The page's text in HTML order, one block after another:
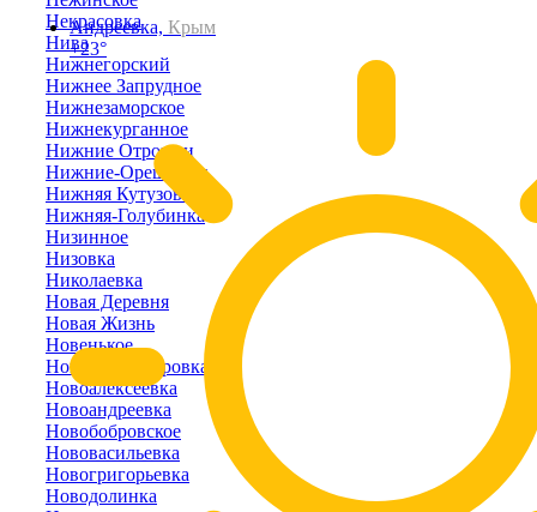
Андреевка, Крым
+23°
Некрасовка
Нива
Нижнегорский
Нижнее Запрудное
Нижнезаморское
Нижнекурганное
Нижние Отрожки
Нижние-Орешники
Нижняя Кутузовка
Нижняя-Голубинка
Низинное
Низовка
Николаевка
Новая Деревня
Новая Жизнь
Новенькое
Новоалександровка
Новоалексеевка
Новоандреевка
Новобобровское
Нововасильевка
Новогригорьевка
Новодолинка